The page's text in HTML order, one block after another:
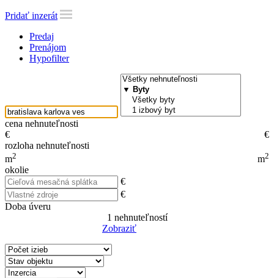
Pridať inzerát
Predaj
Prenájom
Hypofilter
cena nehnuteľnosti
€
€
rozloha nehnuteľnosti
m2 m2
okolie
€
€
Doba úveru
1 nehnuteľností
Zobraziť